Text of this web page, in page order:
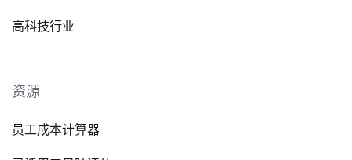
高科技行业
资源
员工成本计算器